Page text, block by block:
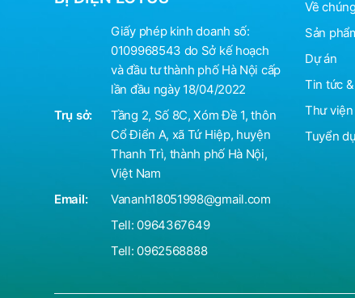
Giấy phép kinh doanh số:
0109968543 do Sở kế hoạch
và đầu tư thành phố Hà Nội cấp
lần đầu ngày 18/04/2022
Trụ sở:
Tầng 2, Số 8C, Xóm Đề 1, thôn
Cổ Điển A, xã Tứ Hiệp, huyện
Thanh Trì, thành phố Hà Nội,
Việt Nam
Email:
Vananh18051998@gmail.com
Tell: 0964367649
Tell: 0962568888
Về
Sản
Dự án
Tin tức
Thư viện
Tuyển